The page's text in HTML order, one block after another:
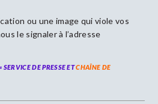
ou une image qui viole vos
le signaler à l’adresse
SERVICE DE PRESSE ETCHAÎNE DE